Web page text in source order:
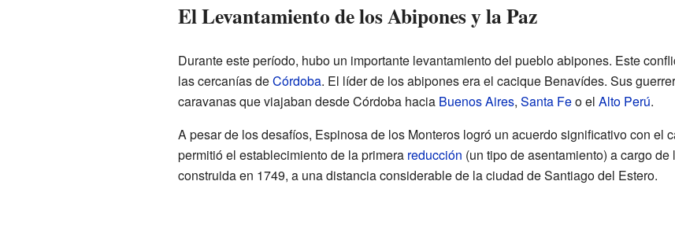
El Levantamiento de los Abipones y la Paz
Durante este período, hubo un importante levantamiento del pueblo abipones. Este
las cercanías deCórdoba. El líder de los abipones era el cacique Benavídes. Sus
caravanas que viajaban desde Córdoba hacia Buenos Aires, Santa Feo el Alto Perú.
A pesar de los desafíos, Espinosa de los Monteros logró un acuerdo significativo con el
permitió el establecimiento de la primera reducción (un tipo de asentamiento) a cargo de
construida en 1749, a una distancia considerable de la ciudad de Santiago del Estero.